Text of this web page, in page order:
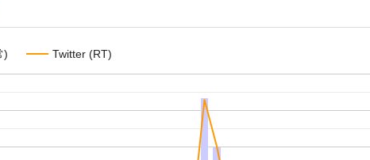
) Twitter (RT)